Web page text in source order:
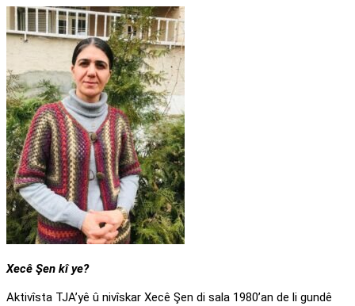
Xecê Şen kî ye?
Aktivîsta TJA’yê û nivîskar Xecê Şen di sala 1980’an de li gundê